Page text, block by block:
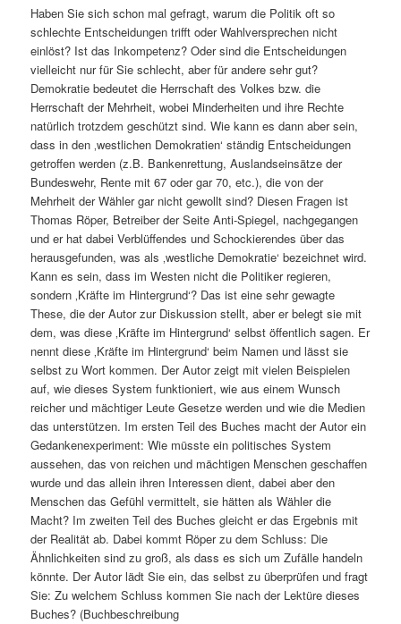
Haben Sie sich schon mal gefragt, warum die Politik oft so
schlechte Entscheidungen trifft oder Wahlversprechen nicht
einlöst? Ist das Inkompetenz? Oder sind die Entscheidungen
vielleicht nur für Sie schlecht, aber für andere sehr gut?
Demokratie bedeutet die Herrschaft des Volkes bzw. die
Herrschaft der Mehrheit, wobei Minderheiten und ihre Rechte
natürlich trotzdem geschützt sind. Wie kann es dann aber sein,
dass in den ‚westlichen Demokratien‘ ständig Entscheidungen
getroffen werden (z.B. Bankenrettung, Auslandseinsätze der
Bundeswehr, Rente mit 67 oder gar 70, etc.), die von der
Mehrheit der Wähler gar nicht gewollt sind? Diesen Fragen ist
Thomas Röper, Betreiber der Seite Anti-Spiegel, nachgegangen
und er hat dabei Verblüffendes und Schockierendes über das
herausgefunden, was als ‚westliche Demokratie‘ bezeichnet wird.
Kann es sein, dass im Westen nicht die Politiker regieren,
sondern ‚Kräfte im Hintergrund‘? Das ist eine sehr gewagte
These, die der Autor zur Diskussion stellt, aber er belegt sie mit
dem, was diese ‚Kräfte im Hintergrund‘ selbst öffentlich sagen. Er
nennt diese ‚Kräfte im Hintergrund‘ beim Namen und lässt sie
selbst zu Wort kommen. Der Autor zeigt mit vielen Beispielen
auf, wie dieses System funktioniert, wie aus einem Wunsch
reicher und mächtiger Leute Gesetze werden und wie die Medien
das unterstützen. Im ersten Teil des Buches macht der Autor ein
Gedankenexperiment: Wie müsste ein politisches System
aussehen, das von reichen und mächtigen Menschen geschaffen
wurde und das allein ihren Interessen dient, dabei aber den
Menschen das Gefühl vermittelt, sie hätten als Wähler die
Macht? Im zweiten Teil des Buches gleicht er das Ergebnis mit
der Realität ab. Dabei kommt Röper zu dem Schluss: Die
Ähnlichkeiten sind zu groß, als dass es sich um Zufälle handeln
könnte. Der Autor lädt Sie ein, das selbst zu überprüfen und fragt
Sie: Zu welchem Schluss kommen Sie nach der Lektüre dieses
Buches? (Buchbeschreibung